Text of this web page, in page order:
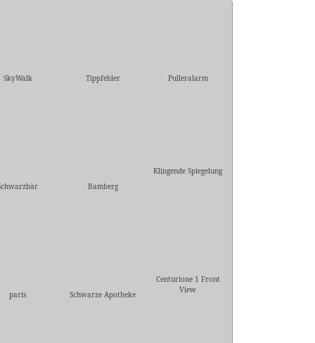
SkyWalk Tippfehler Pulleralarm
Bamberg
Klingende Spiegelung
paris Schwarze Apotheke
Centurione 1 Front
View